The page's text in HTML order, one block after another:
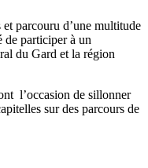
parcouru d’une multitude
de participer à un
du Gard et la région
l’occasion de sillonner
sur des parcours de